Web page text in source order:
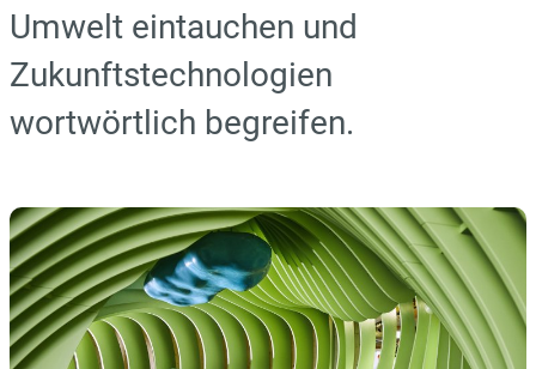
Umwelt eintauchen und
Zukunftstechnologien
wortwörtlich begreifen.